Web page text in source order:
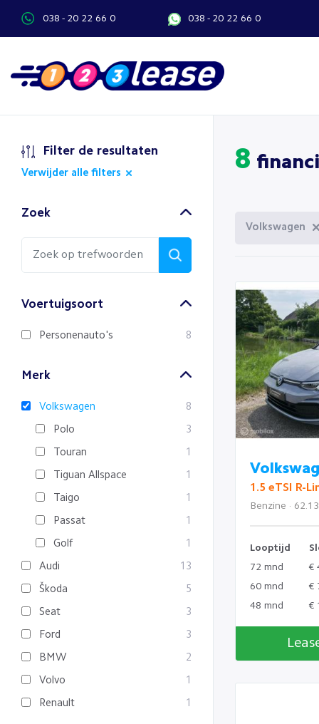
038 - 20 22 66 0 038 - 20 22 66 0
Filter de resultaten
Verwijder alle filters
Zoek
Voertuigsoort
Personenauto's 8
Merk
Volkswagen 8
Polo 3
Touran 1
Tiguan Allspace 1
Taigo 1
Passat 1
Golf 1
Audi 13
Škoda 5
Seat 3
Ford 3
BMW 2
Volvo 1
Renault 1
8
Volkswagen
1.5 eTSI R-
Benzine ·
Looptijd
72 mnd
€
60 mnd
€
48 mnd
€